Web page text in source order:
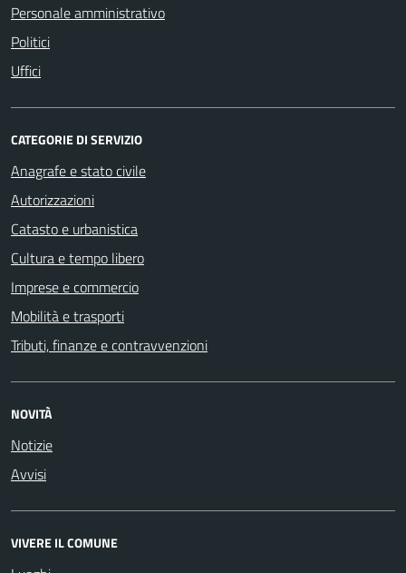
Personale amministrativo
Politici
Uffici
CATEGORIE DI SERVIZIO
Anagrafe e stato civile
Autorizzazioni
Catasto e urbanistica
Cultura e tempo libero
Imprese e commercio
Mobilità e trasporti
Tributi, finanze e contravvenzioni
NOVITÀ
Notizie
Avvisi
VIVERE IL COMUNE